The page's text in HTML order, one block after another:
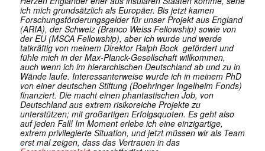
ich mich grundsätzlich als Europäer. Bis jetzt kamen
Forschungsförderungsgelder für unser Projekt aus England
(ARIA), der Schweiz (Branco Weiss Fellowship) sowie von
der EU (MSCA Fellowship), aber ich wurde und werde
tatkräftig von meinem Direktor Ralph Bock gefördert und
fühle mich in der Max-Planck-Gesellschaft willkommen,
auch wenn ich im hierarchischen Deutschland ab und zu in
Wände laufe. Interessanterweise wurde ich in meinem PhD
von einer deutschen Stiftung (Boehringer Ingelheim Fonds)
finanziert. Die macht einen phantastischen Job, von
Deutschland aus extrem risikoreiche Projekte zu
unterstützen; mit großartigen Erfolgsquoten. Es geht also
auf jeden Fall! Im Moment erlebe ich eine einzigartige,
extrem privilegierte Situation, und jetzt müssen wir als Team
erst mal zeigen, dass das Vertrauen in das